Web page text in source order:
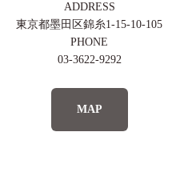
ADDRESS
東京都墨田区錦糸1-15-10-105
PHONE
03-3622-9292
MAP